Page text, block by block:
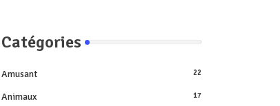
Catégories
Amusant 22
Animaux 17